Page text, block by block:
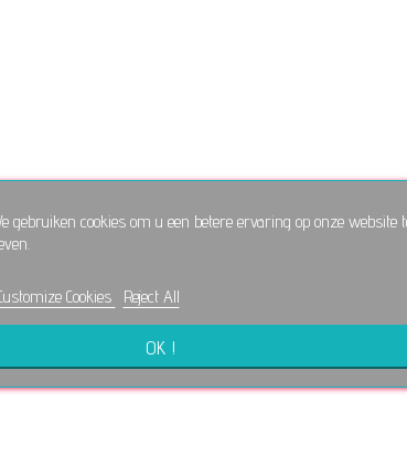
gebruiken cookies om u een betere ervaring op onze website
Cookies Reject All
OK !